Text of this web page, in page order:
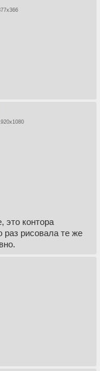
это контора
раз рисовала те же